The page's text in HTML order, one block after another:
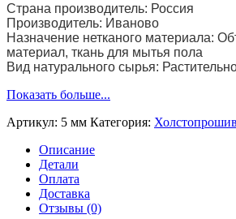
мм)
шир.
80
см.
пл.
г
Страна производитель: Россия
Производитель: Иваново
Назначение нетканого материала:
материал, ткань для мытья пола
Вид натурального сырья:
Показать больше...
Артикул: 5 мм Категория:
Описание
Детали
Оплата
Доставка
Отзывы (0)